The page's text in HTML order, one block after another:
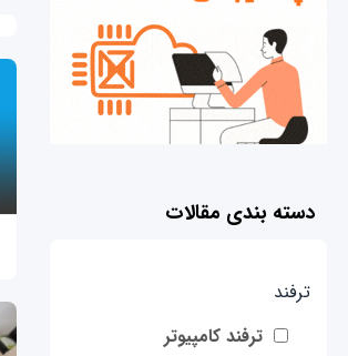
دسته بندی مقالات
ترفند
ترفند کامپیوتر